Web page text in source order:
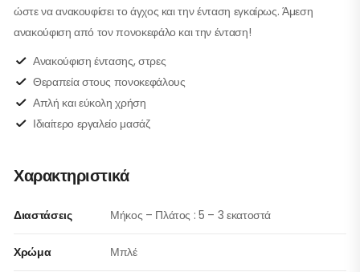
ώστε να ανακουφίσει το άγχος και την ένταση εγκαίρως. Άμεση
ανακούφιση από τον πονοκεφάλο και την ένταση!
Ανακούφιση έντασης, στρες
Θεραπεία στους πονοκεφάλους
Απλή και εύκολη χρήση
Ιδιαίτερο εργαλείο μασάζ
Χαρακτηριστικά
Διαστάσεις Μήκος – Πλάτος : 5 – 3 εκατοστά
Χρώμα Μπλέ